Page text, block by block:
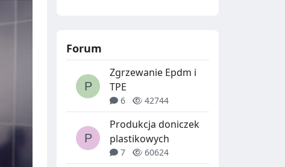
Forum
Zgrzewanie Epdm i
TPE
6 42744
Produkcja doniczek
plastikowych
7 60624